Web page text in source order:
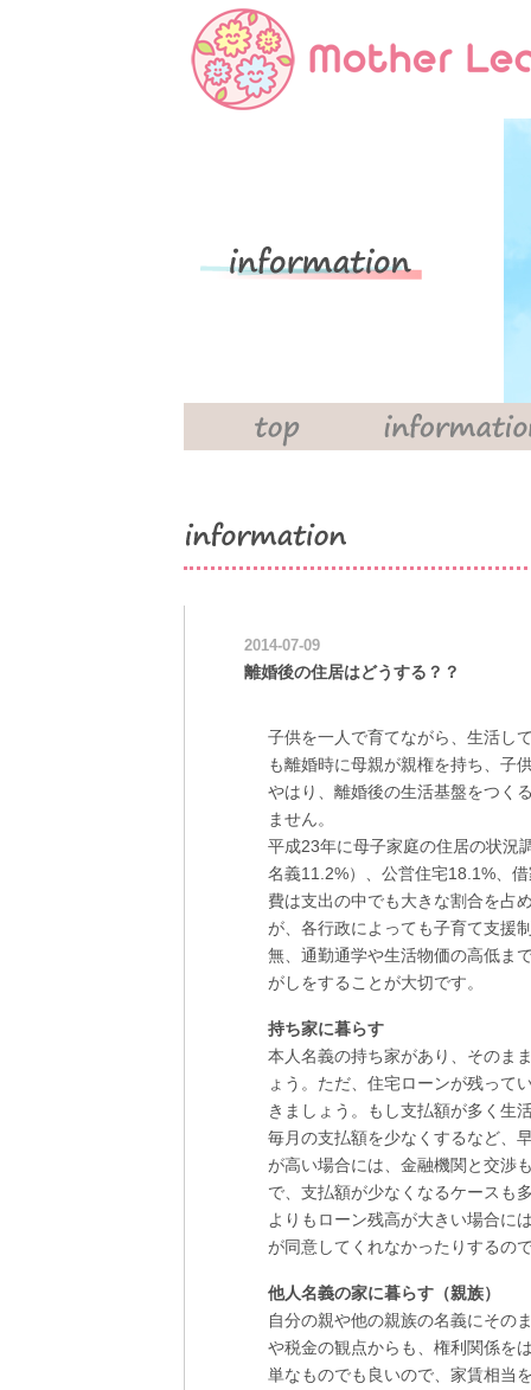
2014-07-09
離婚後の住居はどうする？？
子供を一人で育てながら、生活し
も離婚時に母親が親権を持ち、子
やはり、離婚後の生活基盤をつく
ません。
平成23年に母子家庭の住居の状況
名義11.2%）、公営住宅18.1%、
費は支出の中でも大きな割合を占
が、各行政によっても子育て支援
無、通勤通学や生活物価の高低ま
がしをすることが大切です。
持ち家に暮らす
本人名義の持ち家があり、そのま
ょう。ただ、住宅ローンが残って
きましょう。もし支払額が多く生
毎月の支払額を少なくするなど、
が高い場合には、金融機関と交渉
で、支払額が少なくなるケースも
よりもローン残高が大きい場合に
が同意してくれなかったりするの
他人名義の家に暮らす（親族）
自分の親や他の親族の名義にその
や税金の観点からも、権利関係を
単なものでも良いので、家賃相当